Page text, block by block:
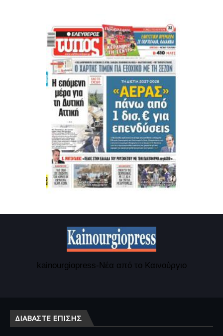
kainourgiopress-Νέα από το Καινούργιο
ΔΙΑΒΆΣΤΕ ΕΠΊΣΗΣ